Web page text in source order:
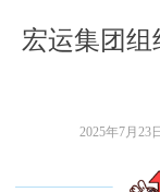
宏运集团
2025年7月23日